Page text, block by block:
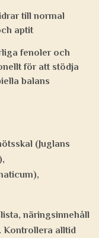
till normal
aptit
fenoler och
för att stödja
balans
(Juglans
näringsinnehåll
Kontrollera alltid